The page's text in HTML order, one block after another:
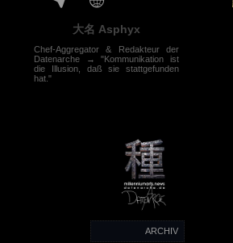
大名 Asphyx
Chef-Aggregator & Redakteur der
Datenarche → "Kommunikation ist
die Illusion, daß sie stattgefunden
hat."
ARCHIV